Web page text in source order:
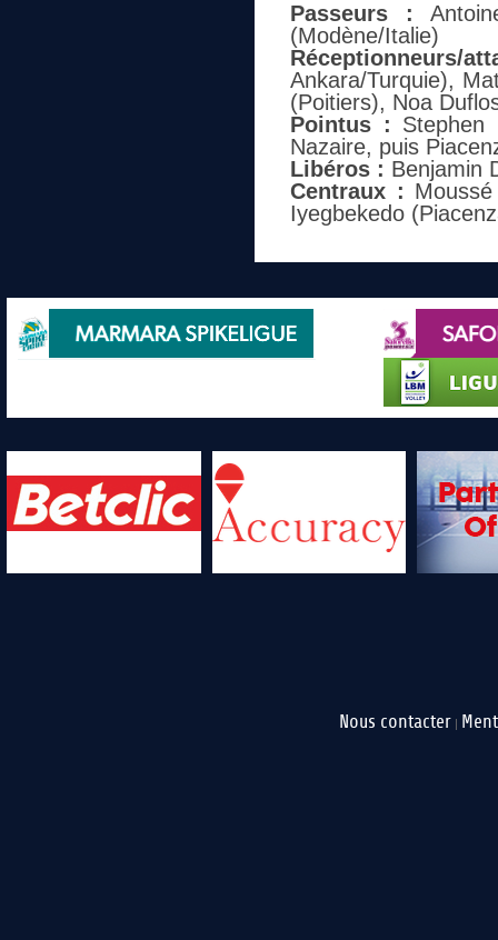
Passeurs :
(Modène/Italie)
Réceptionneurs/
Ankara/Turquie),
(Poitiers), Noa
Pointus : Stephen
Nazaire, puis
Libéros : Benjamin
Centraux :
Iyegbekedo
Nous contacter |